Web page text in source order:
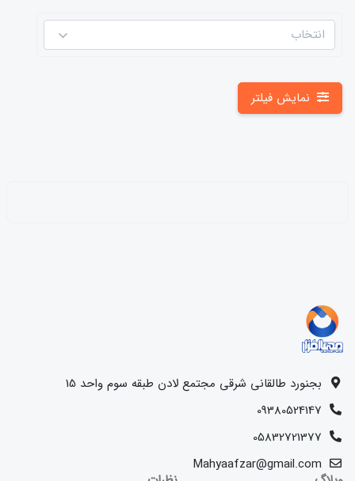
انتخاب
نمایش فیلتر
بجنورد طالقانی شرقی مجتمع لادن طبقه سوم واحد 15
09380524147
05832721377
Mahyaafzar@gmail.com